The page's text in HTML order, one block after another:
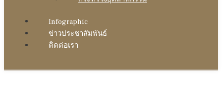
Infographic
ข่าวประชาสัมพันธ์
ติดต่อเรา